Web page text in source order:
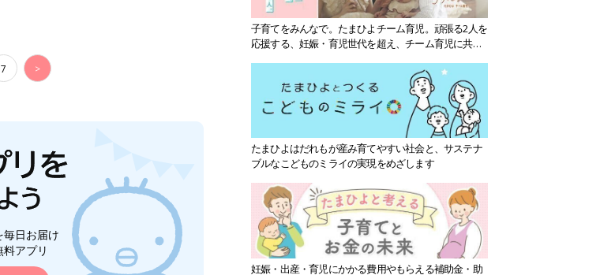
子育てをみんなで。たまひよチーム育児。頑張る2人を
応援する、妊娠・育児世代を超え、チーム育児に共感
たまひよはだれもが産み育てやすい社会と、サステナ
ブルなこどものミライの実現をめざします
妊娠・出産・育児にかかる費用やもらえる補助金・助